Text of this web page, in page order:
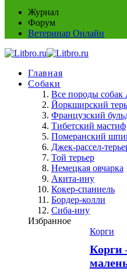
Журнал
Форум
Ветеринар Онлайн
Главная
Собаки
Все породы
Йоркширский
Французский
Тибетский мастиф
Померанский
Джек-рассел-
Той терьер
Немецкая овчарка
Акита-ину
Кокер-спаниель
Бордер-колли
Сиба-ину
Избранное
Корги
Корги